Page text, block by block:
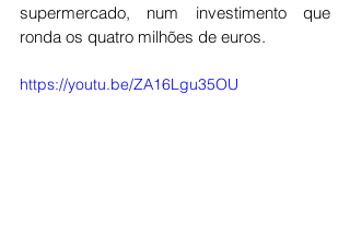
supermercado, num investimento que
ronda os quatro milhões de euros.
https://youtu.be/ZA16Lgu35OU